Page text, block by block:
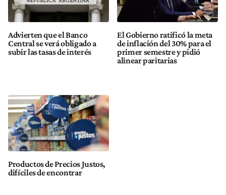
Advierten que el Banco
Central se verá obligado a
subir las tasas de interés
El Gobierno ratificó la meta
de inflación del 30% para el
primer semestre y pidió
alinear paritarias
Productos de Precios Justos,
difíciles de encontrar